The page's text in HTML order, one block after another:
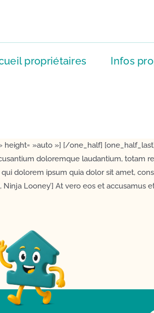
propriétaires Infos
»auto »] [/one_half]
doloremque laudantium,
dolorem ipsum quia dolor sit amet,
Looney’] At vero eos et accusamus